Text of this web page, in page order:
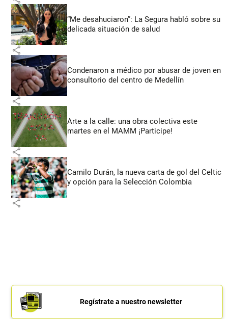
“Me desahuciaron”: La Segura habló sobre su
delicada situación de salud
share
Condenaron a médico por abusar de joven en
consultorio del centro de Medellín
share
Arte a la calle: una obra colectiva este
martes en el MAMM ¡Participe!
share
Camilo Durán, la nueva carta de gol del Celtic
y opción para la Selección Colombia
share
Regístrate a nuestro newsletter